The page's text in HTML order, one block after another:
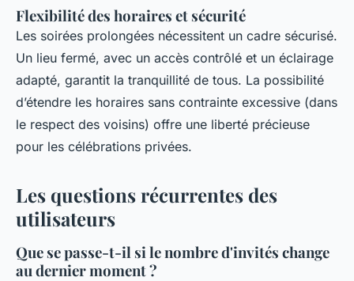
Flexibilité des horaires et sécurité
Les soirées prolongées nécessitent un cadre sécurisé.
Un lieu fermé, avec un accès contrôlé et un éclairage
adapté, garantit la tranquillité de tous. La possibilité
d’étendre les horaires sans contrainte excessive (dans
le respect des voisins) offre une liberté précieuse
pour les célébrations privées.
Les questions récurrentes des
utilisateurs
Que se passe-t-il si le nombre d'invités change
au dernier moment ?